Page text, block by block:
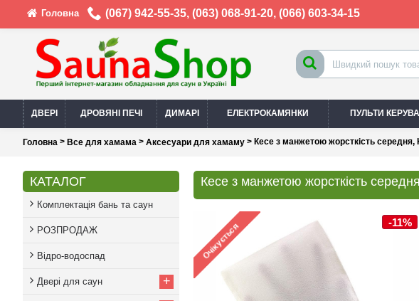
Головна (067) 942-55-35, (063) 068-91-20, (066) 603-34-15
ДВЕРІ ДРОВЯНІ ПЕЧІ ДИМАРІ ЕЛЕКТРОКАМЯНКИ ПУЛЬТИ
Головна > Все для хамама > Аксесуари для хамаму > Кесе з манжетою жорсткість
КАТАЛОГ
Комплектація бань та саун
РОЗПРОДАЖ
Відро-водоспад
Двері для саун +
Кесе з манжетою жорсткість
-11%